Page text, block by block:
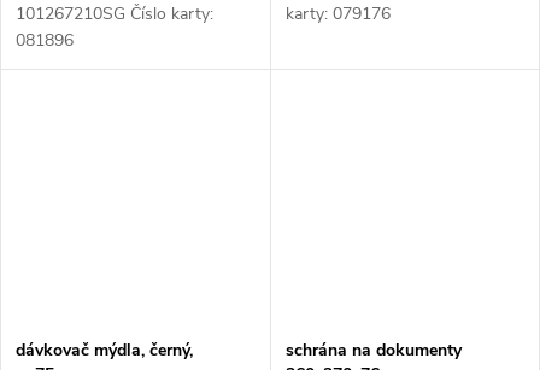
101267210SG Číslo karty:
081896
karty: 079176
dávkovač mýdla, černý,
schrána na dokumenty